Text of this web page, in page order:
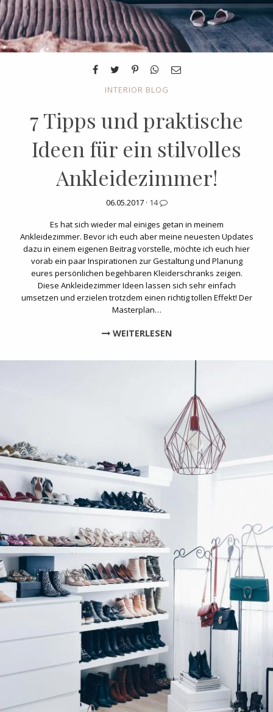
INTERIOR BLOG
7 Tipps und praktische
Ideen für ein stilvolles
Ankleidezimmer!
06.05.2017 · 14
Es hat sich wieder mal einiges getan in meinem
Ankleidezimmer. Bevor ich euch aber meine neuesten Updates
dazu in einem eigenen Beitrag vorstelle, möchte ich euch hier
vorab ein paar Inspirationen zur Gestaltung und Planung
eures persönlichen begehbaren Kleiderschranks zeigen.
Diese Ankleidezimmer Ideen lassen sich sehr einfach
umsetzen und erzielen trotzdem einen richtig tollen Effekt! Der
Masterplan…
WEITERLESEN